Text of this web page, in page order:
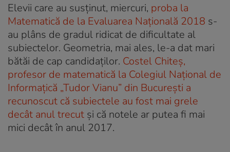
Elevii care au susținut, miercuri, proba la
Matematică de la Evaluarea Națională 2018 s-
au plâns de gradul ridicat de dificultate al
subiectelor. Geometria, mai ales, le-a dat mari
bătăi de cap candidaților. Costel Chiteș,
profesor de matematică la Colegiul Național de
Informațică „Tudor Vianu” din București a
recunoscut că subiectele au fost mai grele
decât anul trecut și că notele ar putea fi mai
mici decât în anul 2017.